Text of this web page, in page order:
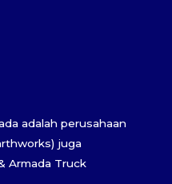
adalah perusahaan
juga
Armada Truck